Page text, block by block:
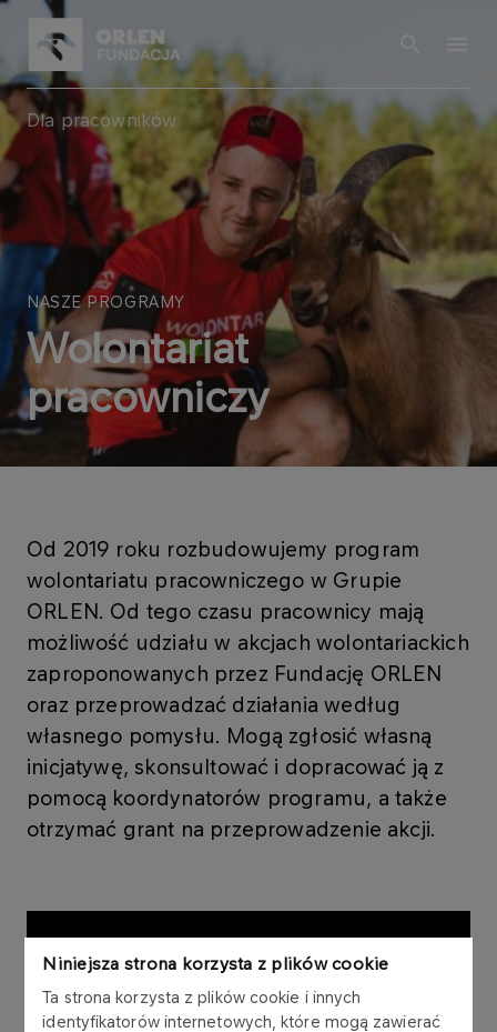
Niniejsza strona korzysta z plików cookie
Ta strona korzysta z plików cookie i innych
identyfikatorów internetowych, które mogą zawierać
Dla pracowników
NASZE PROGRAMY
Wolontariat
pracowniczy
Od 2019 roku rozbudowujemy program
wolontariatu pracowniczego w Grupie
ORLEN. Od tego czasu pracownicy mają
możliwość udziału w akcjach wolontariackich
zaproponowanych przez Fundację ORLEN
oraz przeprowadzać działania według
własnego pomysłu. Mogą zgłosić własną
inicjatywę, skonsultować i dopracować ją z
pomocą koordynatorów programu, a także
otrzymać grant na przeprowadzenie akcji.